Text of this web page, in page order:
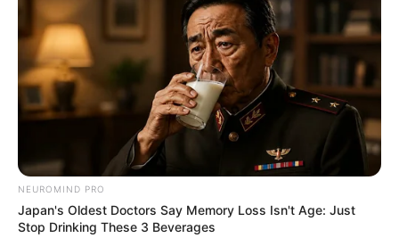
NEUROMIND PRO
Japan's Oldest Doctors Say Memory Loss Isn't Age: Just
Stop Drinking These 3 Beverages